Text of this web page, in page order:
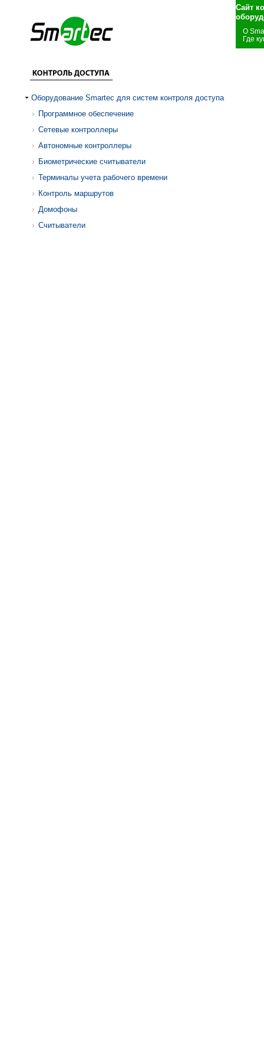
Сайт
О
Где
Оборудование Smartec для систем контроля доступа
Программное обеспечение
Сетевые контроллеры
Автономные контроллеры
Биометрические считыватели
Терминалы учета рабочего времени
Контроль маршрутов
Домофоны
Считыватели